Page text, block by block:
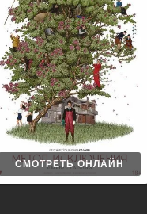
СМОТРЕТЬ ОНЛАЙН